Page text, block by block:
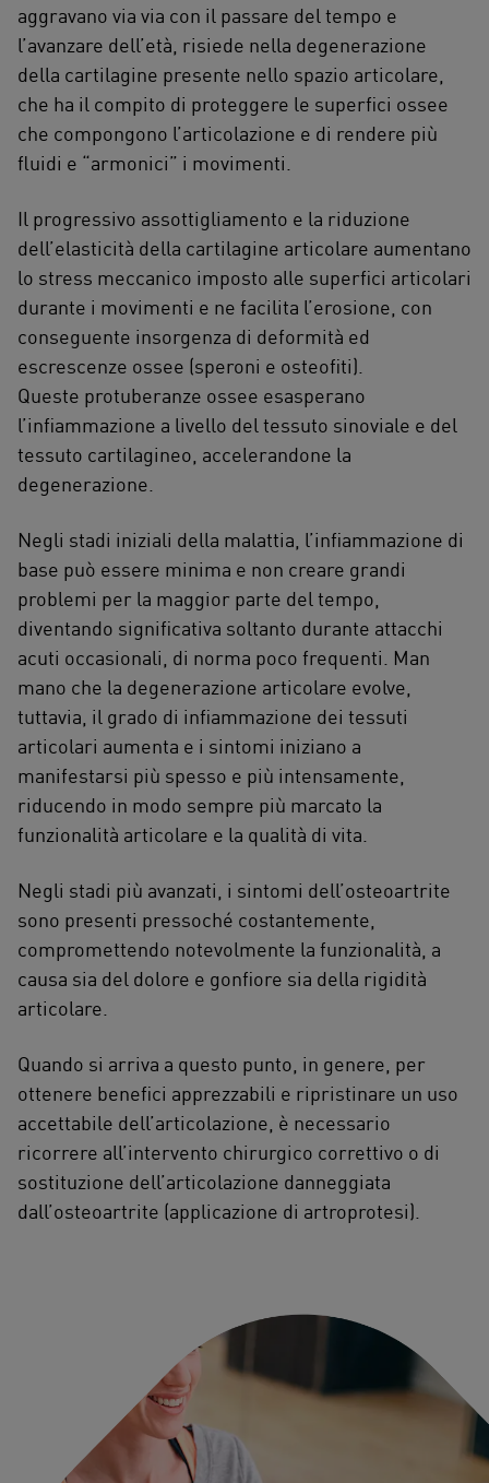
aggravano via via con il passare del tempo e
l’avanzare dell’età, risiede nella degenerazione
della cartilagine presente nello spazio articolare,
che ha il compito di proteggere le superfici ossee
che compongono l’articolazione e di rendere più
fluidi e “armonici” i movimenti.
Il progressivo assottigliamento e la riduzione
dell’elasticità della cartilagine articolare aumentano
lo stress meccanico imposto alle superfici articolari
durante i movimenti e ne facilita l’erosione, con
conseguente insorgenza di deformità ed
escrescenze ossee (speroni e osteofiti).
Queste protuberanze ossee esasperano
l’infiammazione a livello del tessuto sinoviale e del
tessuto cartilagineo, accelerandone la
degenerazione.
Negli stadi iniziali della malattia, l’infiammazione di
base può essere minima e non creare grandi
problemi per la maggior parte del tempo,
diventando significativa soltanto durante attacchi
acuti occasionali, di norma poco frequenti. Man
mano che la degenerazione articolare evolve,
tuttavia, il grado di infiammazione dei tessuti
articolari aumenta e i sintomi iniziano a
manifestarsi più spesso e più intensamente,
riducendo in modo sempre più marcato la
funzionalità articolare e la qualità di vita.
Negli stadi più avanzati, i sintomi dell’osteoartrite
sono presenti pressoché costantemente,
compromettendo notevolmente la funzionalità, a
causa sia del dolore e gonfiore sia della rigidità
articolare.
Quando si arriva a questo punto, in genere, per
ottenere benefici apprezzabili e ripristinare un uso
accettabile dell’articolazione, è necessario
ricorrere all’intervento chirurgico correttivo o di
sostituzione dell’articolazione danneggiata
dall’osteoartrite (applicazione di artroprotesi).